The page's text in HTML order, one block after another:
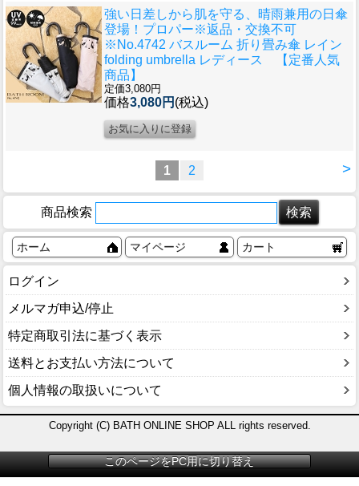
強い日差しから肌を守る、晴雨兼用の日傘
登場！プロパー※返品・交換不可
※No.4742 バスルーム 折り畳み傘 レイン
folding umbrella レディース 【定番人気
商品】
定価3,080円
価格3,080円 (税込)
>
1 2
商品検索
ホーム マイページ カート
ログイン
メルマガ申込/停止
特定商取引法に基づく表示
送料とお支払い方法について
個人情報の取扱いについて
Copyright (C) BATH ONLINE SHOP ALL rights reserved.
このページをPC用に切り替え